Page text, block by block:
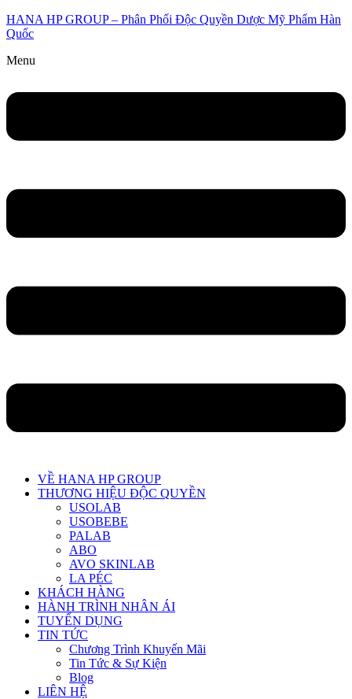
HANA HP GROUP – Phân Phối Độc Quyền Dược Mỹ Phẩm Hàn
Quốc
Menu
VỀ HANA HP GROUP
THƯƠNG HIỆU ĐỘC QUYỀN
USOLAB
USOBEBE
PALAB
ABO
AVO SKINLAB
LA PÉC
KHÁCH HÀNG
HÀNH TRÌNH NHÂN ÁI
TUYỂN DỤNG
TIN TỨC
Chương Trình Khuyến Mãi
Tin Tức & Sự Kiện
Blog
LIÊN HỆ